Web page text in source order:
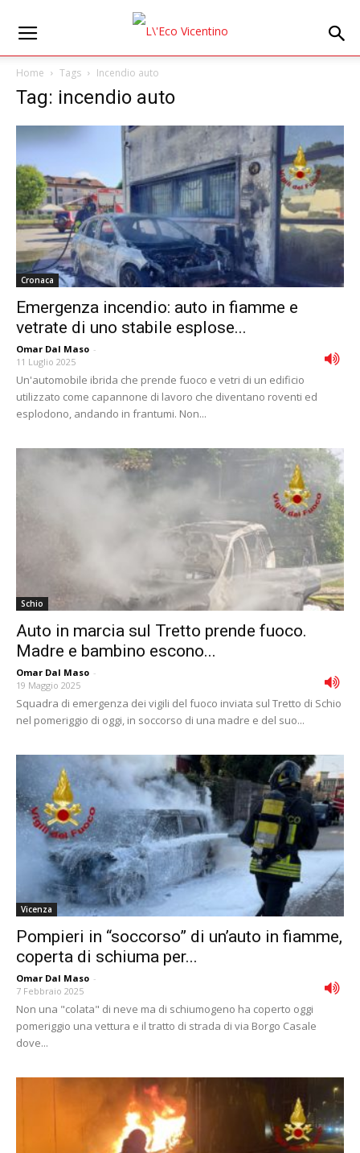
Home Tags Incendio auto
Tag: incendio auto
Cronaca
Emergenza incendio: auto in fiamme e
vetrate di uno stabile esplose...
Omar Dal Maso -
11 Luglio 2025
Un'automobile ibrida che prende fuoco e vetri di un edificio
utilizzato come capannone di lavoro che diventano roventi ed
esplodono, andando in frantumi. Non...
Schio
Auto in marcia sul Tretto prende fuoco.
Madre e bambino escono...
Omar Dal Maso -
19 Maggio 2025
Squadra di emergenza dei vigili del fuoco inviata sul Tretto di Schio
nel pomeriggio di oggi, in soccorso di una madre e del suo...
Vicenza
Pompieri in “soccorso” di un’auto in fiamme,
coperta di schiuma per...
Omar Dal Maso -
7 Febbraio 2025
Non una "colata" di neve ma di schiumogeno ha coperto oggi
pomeriggio una vettura e il tratto di strada di via Borgo Casale
dove...